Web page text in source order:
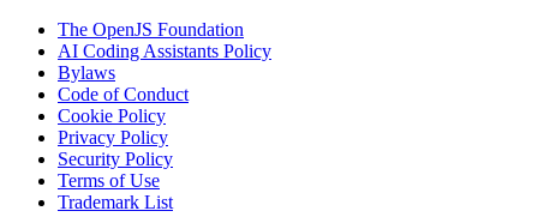
The OpenJS Foundation
AI Coding Assistants Policy
Bylaws
Code of Conduct
Cookie Policy
Privacy Policy
Security Policy
Terms of Use
Trademark List